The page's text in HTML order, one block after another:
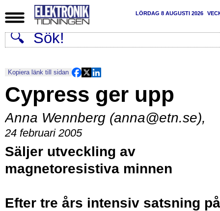
LÖRDAG 8 AUGUSTI 2026
Kopiera länk till sidan
Cypress ger upp
Anna Wennberg (anna@etn.se),
24 februari 2005
Säljer utveckling av
magnetoresistiva minnen
Efter tre års intensiv satsning på